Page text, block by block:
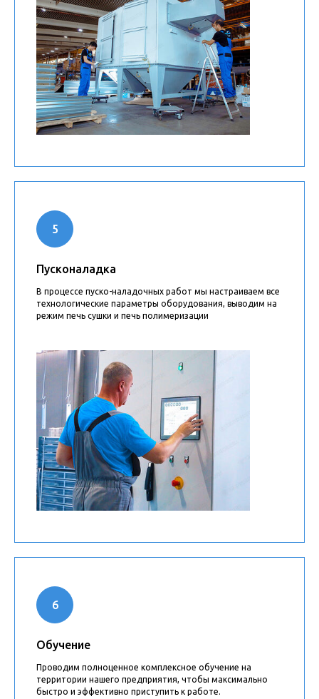
Пусконаладка
В процессе пуско-наладочных работ мы настраиваем все
технологические параметры оборудования, выводим на
режим печь сушки и печь полимеризации
Обучение
Проводим полноценное комплексное обучение на
территории нашего предприятия, чтобы максимально
быстро и эффективно приступить к работе.